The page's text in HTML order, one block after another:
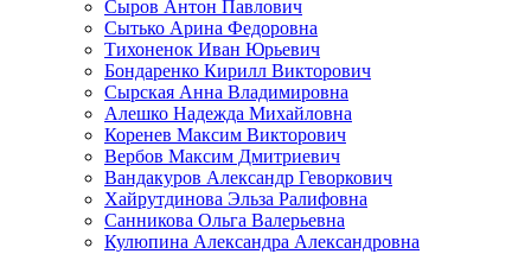
Сыров Антон Павлович
Сытько Арина Федоровна
Тихоненок Иван Юрьевич
Бондаренко Кирилл Викторович
Сырская Анна Владимировна
Алешко Надежда Михайловна
Коренев Максим Викторович
Вербов Максим Дмитриевич
Вандакуров Александр Геворкович
Хайрутдинова Эльза Ралифовна
Санникова Ольга Валерьевна
Кулюпина Александра Александровна